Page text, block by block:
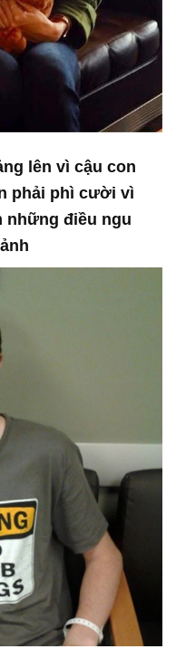
lên vì cậu con
phải phì cười vì
những điều ngu